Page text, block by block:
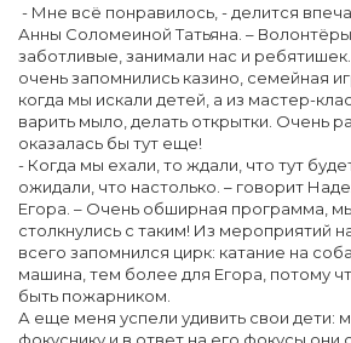
- Мне всё понравилось, - делится
Анны Соломеиной Татьяна. –
заботливые, занимали нас и
очень запомнились казино, семейная
когда мы искали детей, а из мастер-
варить мыло, делать открытки. Очень
оказалась бы тут еще!
- Когда мы ехали, то ждали, что тут
ожидали, что настолько. – говорит
Егора. – Очень обширная программа,
столкнулись с таким! Из мероприятий
всего запомнился цирк: катание на
машина, тем более для Егора, потому
быть пожарником.
А еще меня успели удивить свои дети: